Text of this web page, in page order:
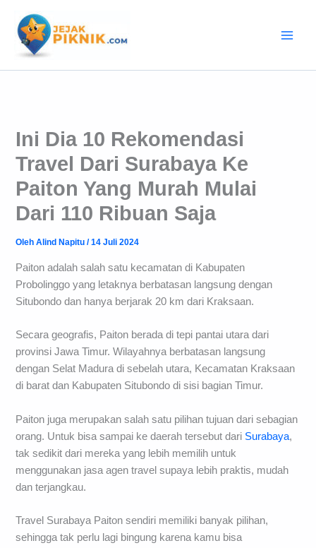
konten
Ini Dia 10 Rekomendasi
Travel Dari Surabaya Ke
Paiton Yang Murah Mulai
Dari 110 Ribuan Saja
OlehAlind Napitu/14 Juli 2024
Paiton adalah salah satu kecamatan di Kabupaten
Probolinggo yang letaknya berbatasan langsung dengan
Situbondo dan hanya berjarak 20 km dari Kraksaan.
Secara geografis, Paiton berada di tepi pantai utara dari
provinsi Jawa Timur. Wilayahnya berbatasan langsung
dengan Selat Madura di sebelah utara, Kecamatan Kraksaan
di barat dan Kabupaten Situbondo di sisi bagian Timur.
Paiton juga merupakan salah satu pilihan tujuan dari sebagian
orang. Untuk bisa sampai ke daerah tersebut dari Surabaya,
tak sedikit dari mereka yang lebih memilih untuk
menggunakan jasa agen travel supaya lebih praktis, mudah
dan terjangkau.
Travel Surabaya Paiton sendiri memiliki banyak pilihan,
sehingga tak perlu lagi bingung karena kamu bisa